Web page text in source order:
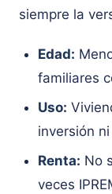
siempre la
Edad:
familiares
Uso:
inversión
Renta: No
veces